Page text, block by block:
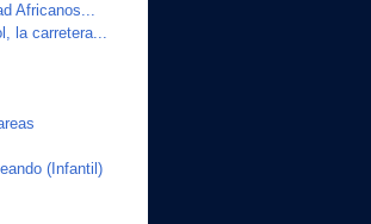
Africanos...
la carretera...
(Infantil)